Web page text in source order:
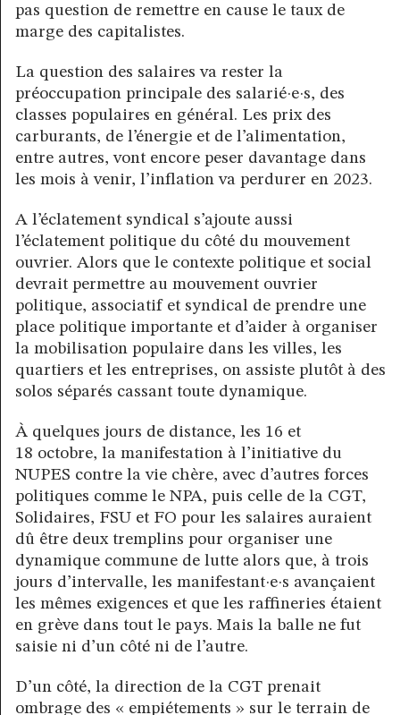
pas question de remettre en cause le taux de
marge des capitalistes.
La question des salaires va rester la
préoccupation principale des salarié·e·s, des
classes populaires en général. Les prix des
carburants, de l’énergie et de l’alimentation,
entre autres, vont encore peser davantage dans
les mois à venir, l’inflation va perdurer en 2023.
A l’éclatement syndical s’ajoute aussi
l’éclatement politique du côté du mouvement
ouvrier. Alors que le contexte politique et social
devrait permettre au mouvement ouvrier
politique, associatif et syndical de prendre une
place politique importante et d’aider à organiser
la mobilisation populaire dans les villes, les
quartiers et les entreprises, on assiste plutôt à des
solos séparés cassant toute dynamique.
À quelques jours de distance, les 16 et
18 octobre, la manifestation à l’initiative du
NUPES contre la vie chère, avec d’autres forces
politiques comme le NPA, puis celle de la CGT,
Solidaires, FSU et FO pour les salaires auraient
dû être deux tremplins pour organiser une
dynamique commune de lutte alors que, à trois
jours d’intervalle, les manifestant·e·s avançaient
les mêmes exigences et que les raffineries étaient
en grève dans tout le pays. Mais la balle ne fut
saisie ni d’un côté ni de l’autre.
D’un côté, la direction de la CGT prenait
ombrage des « empiétements » sur le terrain de